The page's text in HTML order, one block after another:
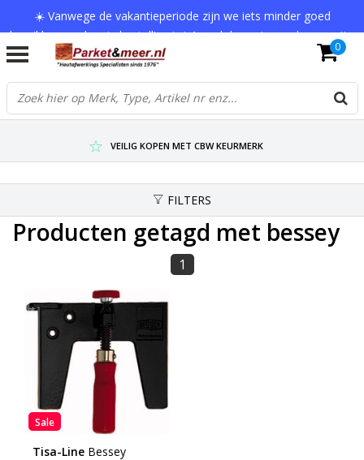
☀️ Vanwege de vakantieperiode zijn we iets minder goed
bereikbaar en kan je bestelling tot 1 werkdag extra onderweg zijn.
Bedankt voor je begrip!
VERZENDKOSTEN € 7,95 (GRATIS VA €75,-)
SCHERPSTE PRIJZEN TOT WEL 75% KORTING !
VEILIG KOPEN MET CBW KEURMERK
0
FILTERS
Producten getagd met bessey
1
Sale
Tisa-Line Bessey